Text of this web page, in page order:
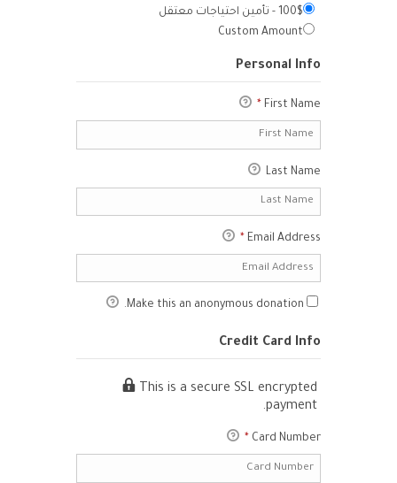
100$ - تأمين احتياجات معتقل
Custom Amount
Personal Info
First Name
*
Last Name
Email Address
*
Credit Card Info
This is a secure SSL encrypted
payment.
Card Number
*